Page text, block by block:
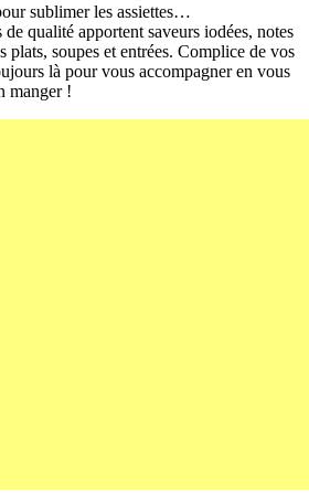
sublimer les assiettes…
qualité apportent saveurs iodées, notes
plats, soupes et entrées. Complice de vos
là pour vous accompagner en vous
manger !